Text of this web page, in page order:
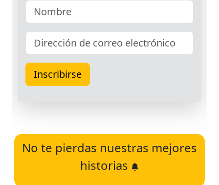
No te pierdas nuestras mejores
historias